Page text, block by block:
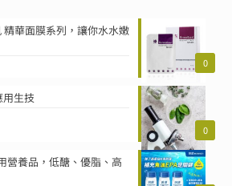
0
華面膜系列，讓你水水嫩
0
生技
營養品，低醣、優脂、高